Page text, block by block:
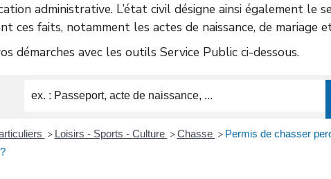
administrative. L’état civil désigne ainsi également le
ces faits, notamment les actes de naissance, de mariage
démarches avec les outils Service Public ci-dessous.
> Loisirs - Sports - Culture > Chasse > Permis de chasser